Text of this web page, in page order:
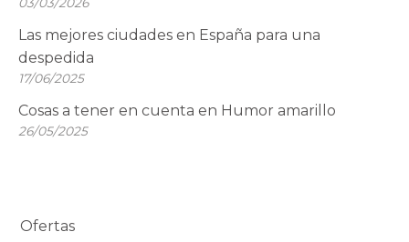
Las mejores ciudades en España para una
despedida
17/06/2025
Cosas a tener en cuenta en Humor amarillo
26/05/2025
Ofertas